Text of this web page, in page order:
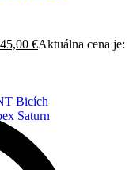
45,00 €Aktuálna cena je: